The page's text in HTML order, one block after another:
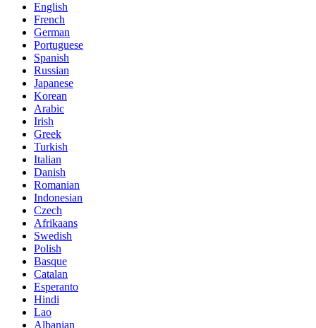
English
French
German
Portuguese
Spanish
Russian
Japanese
Korean
Arabic
Irish
Greek
Turkish
Italian
Danish
Romanian
Indonesian
Czech
Afrikaans
Swedish
Polish
Basque
Catalan
Esperanto
Hindi
Lao
Albanian